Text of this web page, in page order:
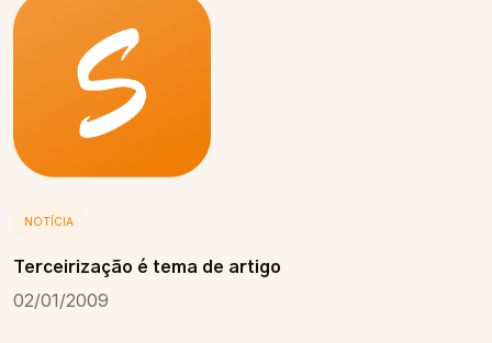
NOTÍCIA
Terceirização é tema de artigo
02/01/2009